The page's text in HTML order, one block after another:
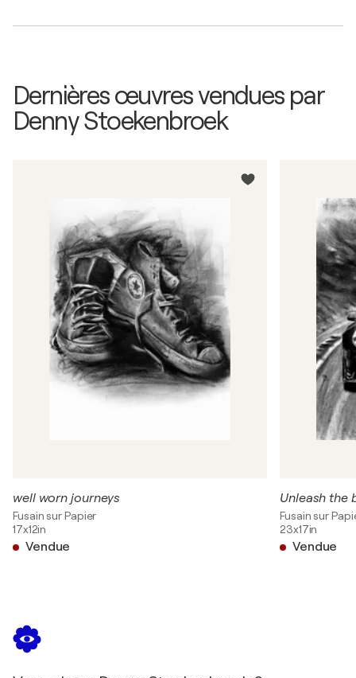
Dernières œuvres vendues par
Denny Stoekenbroek
well worn journeys
Fusain sur Papier
17x12in
Vendue
Unleash the
Fusain sur
23x17in
Vendue